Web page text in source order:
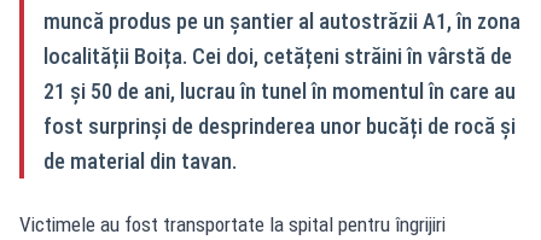
muncă produs pe un șantier al autostrăzii A1, în zona
localității Boița. Cei doi, cetățeni străini în vârstă de
21 și 50 de ani, lucrau în tunel în momentul în care au
fost surprinși de desprinderea unor bucăți de rocă și
de material din tavan.
Victimele au fost transportate la spital pentru îngrijiri